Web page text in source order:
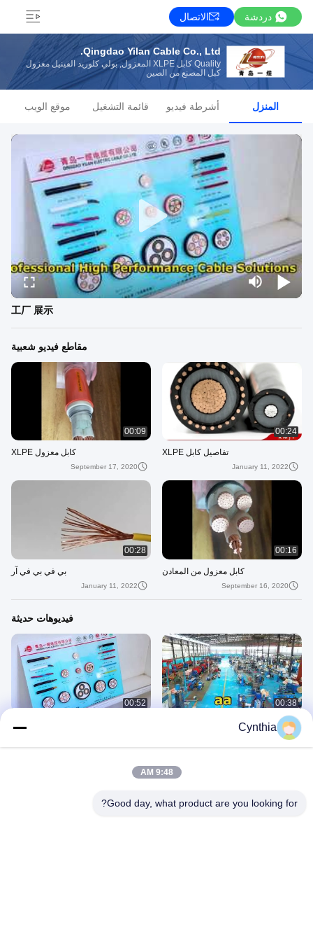
دردشة الاتصال
Qingdao Yilan Cable Co., Ltd.
Quality كابل XLPE المعزول, بولي كلوريد الفينيل معزول
كبل المصنع من الصين
المنزل أشرطة فيديو قائمة التشغيل موقع الويب
工厂 展示
مقاطع فيديو شعبية
00:24
تفاصيل كابل XLPE
January 11, 2022
00:09
كابل معزول XLPE
September 17, 2020
00:16
كابل معزول من المعادن
September 16, 2020
00:28
بي في بي في آر
January 11, 2022
فيديوهات حديثة
00:38
July 24, 2026
00:52
Cynthia
9:48 AM
Good day, what product are you looking for?